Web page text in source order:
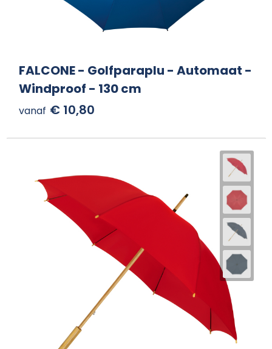
FALCONE - Golfparaplu - Automaat -
Windproof - 130 cm
vanaf € 10,80